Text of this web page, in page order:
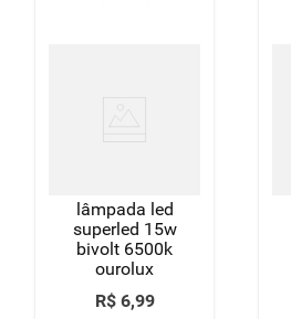
lâmpada led
superled 15w
bivolt 6500k
ourolux
R$ 6,99
detergente